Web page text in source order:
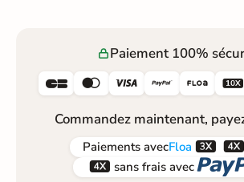
Paiement 100%
     
Commandez maintenant,
Paiements avecFloa  
 sans frais avec